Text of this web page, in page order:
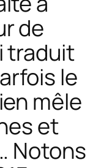
de
traduit
le
mêle
et
Notons